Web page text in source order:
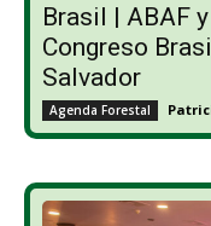
Brasil | ABAF
Congreso
Salvador
Agenda Forestal